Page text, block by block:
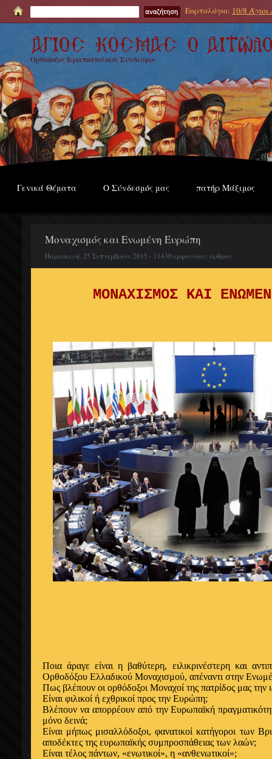
Εορτολόγιο: 10/8
Ορθόδοξος Ιεραποστολικός Σύνδεσμος
Γενικά Θέματα Ο Σύνδεσμός μας πατήρ Μάξιμος
Μοναχισμός και Ενωμένη Ευρώπη
Παρασκευή, 25 Σεπτεμβρίου 2015 - 11430 εμφανίσεις άρθρου
ΜΟΝΑΧΙΣΜΟΣ ΚΑΙ
Ποια άραγε είναι η βαθύτερη, ειλικρινέστερη και
Ορθοδόξου Ελλαδικού Μοναχισμού, απέναντι στην
Πως βλέπουν οι ορθόδοξοι Μοναχοί της πατρίδος μας
Είναι φιλικοί ή εχθρικοί προς την Ευρώπη;
Βλέπουν να απορρέουν από την Ευρωπαïκή
μόνο δεινά;
Είναι μήπως μισαλλόδοξοι, φανατικοί κατήγοροι των
αποδέκτες της ευρωπαïκής συμπροσπάθειας των λαών;
Είναι τέλος πάντων, «ενωτικοί», η «ανθενωτικοί»;